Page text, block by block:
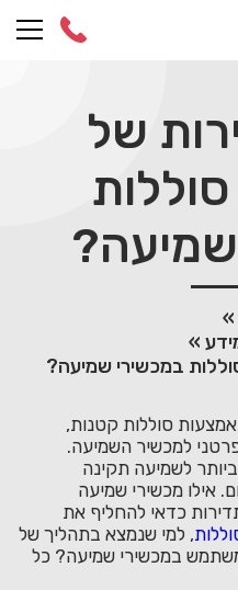
של
»
»
במכשירי שמיעה?
סוללות קטנות,
למכשיר השמיעה.
ביותר לשמיעה תקינה
אילו מכשירי שמיעה
כדאי להחליף את
, למי שנמצא בתהליך של
במכשירי שמיעה? כל